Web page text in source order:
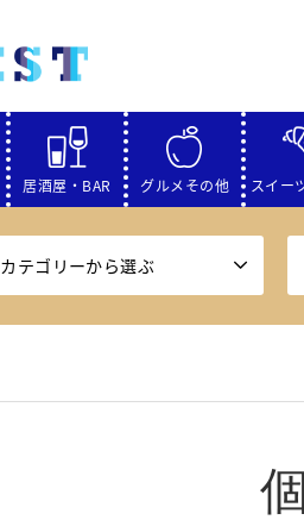
居酒屋・BAR グルメその他 スイー
カテゴリーから選ぶ